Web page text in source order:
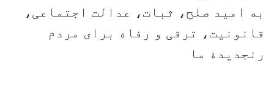
به امید صلح، ثبات، عدالت اجتماعی،
قانونیت، ترقی و رفاه برای مردم
رنجدیدۀ ما